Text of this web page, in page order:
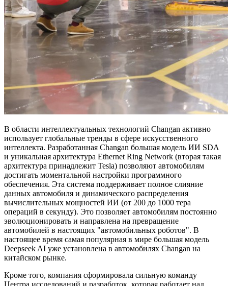
В области интеллектуальных технологий Changan активно
использует глобальные тренды в сфере искусственного
интеллекта. Разработанная Changan большая модель ИИ SDA
и уникальная архитектура Ethernet Ring Network (вторая такая
архитектура принадлежит Tesla) позволяют автомобилям
достигать моментальной настройки программного
обеспечения. Эта система поддерживает полное слияние
данных автомобиля и динамического распределения
вычислительных мощностей ИИ (от 200 до 1000 тера
операций в секунду). Это позволяет автомобилям постоянно
эволюционировать и направлена на превращение
автомобилей в настоящих "автомобильных роботов". В
настоящее время самая популярная в мире большая модель
Deepseek AI уже установлена в автомобилях Changan на
китайском рынке.
Кроме того, компания сформировала сильную команду
Центра исследований и разработок, которая работает над